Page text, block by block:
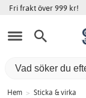
Fri frakt över 999 kr!
Hem > Sticka & virka